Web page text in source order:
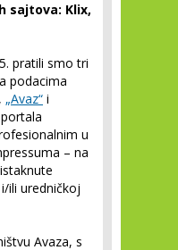
sajtova: Klix,
pratili smo tri
podacima
, „Avaz“ i
u
– na
ili uredničkoj
Avaza, s